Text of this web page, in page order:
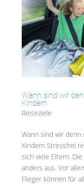
Wann sind wir
Kindern
Reiseziele
Wann sind wir denn
Kindern Stressfrei
sich viele Eltern.
anders aus. Vor
Flieger können für